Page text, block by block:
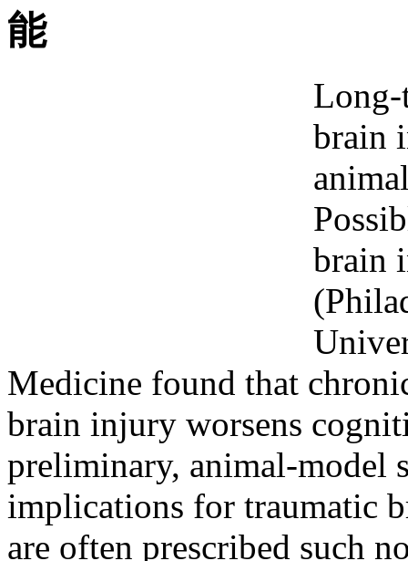
能
Long-
brain
brain
Medicine found that
brain injury worsens
preliminary, animal-model
implications for traumatic
are often prescribed such